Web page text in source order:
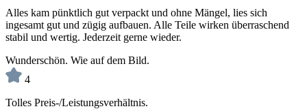
Alles kam pünktlich gut verpackt und ohne Mängel, lies sich
ingesamt gut und zügig aufbauen. Alle Teile wirken überraschend
stabil und wertig. Jederzeit gerne wieder.
Wunderschön. Wie auf dem Bild.
4
Tolles Preis-/Leistungsverhältnis.